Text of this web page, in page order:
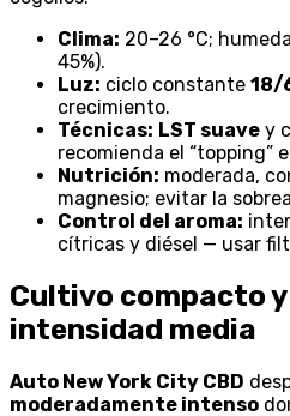
Clima: 20–26 °C;
45%).
Luz: ciclo constante 18/
crecimiento.
Técnicas: LST suave y
recomienda el “topping”
Nutrición: moderada,
magnesio; evitar la
Control del aroma:
cítricas y diésel — usar
Cultivo compacto
intensidad media
Auto New York City CBD
moderadamente intenso